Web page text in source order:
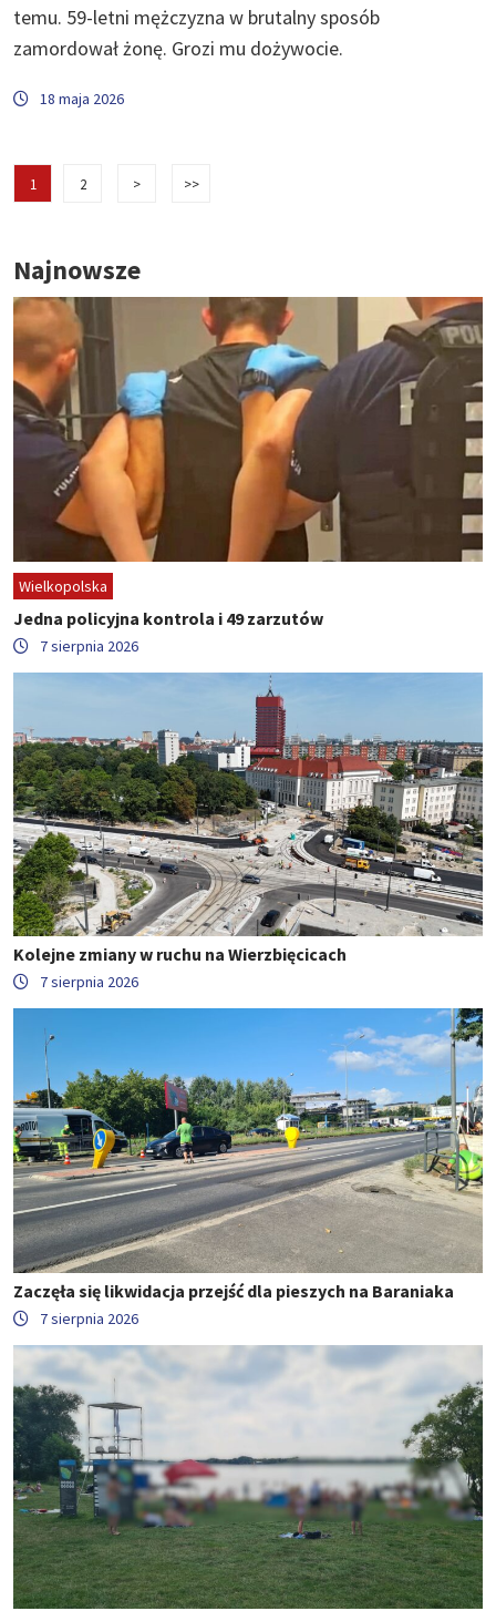
temu. 59-letni mężczyzna w brutalny sposób
zamordował żonę. Grozi mu dożywocie.
18 maja 2026
1 2 > >>
Najnowsze
Wielkopolska
Jedna policyjna kontrola i 49 zarzutów
7 sierpnia 2026
Kolejne zmiany w ruchu na Wierzbięcicach
7 sierpnia 2026
Zaczęła się likwidacja przejść dla pieszych na Baraniaka
7 sierpnia 2026